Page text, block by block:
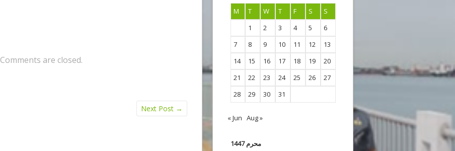
Comments are closed.
Next Post →
M
T W T F S
S
1
2 3 4 5
6
7
8 9 10 11 12
13
14
15 16 17 18 19
20
21
22 23 24 25 26
27
28
29 30 31
« Jun Aug »
محرم 1447